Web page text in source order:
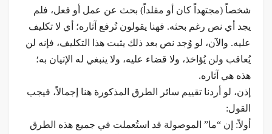
شخصاً (مجتهداً كان أو مقلداً) بحث عن عمل أو فعل، فلم
يجد أي نص رغم بحثه. فهنا يقولون تُرفع آثاره؛ أي لا تكليف
عليه. والآن، لو وُجد نص بعد ذلك يثبت هذا التكليف، فإنه لن
يُعاقب ولن يُؤاخذ، ولا قضاء عليه، ولا ينبغي له الإتيان به؛
هذه هي آثاره.
إذن، لو أردنا تقييم سائر الطرق المذكورة هنا إجمالاً، فيجب
القول:
أولاً: إن “ما” الموصولة قد استُعملت في جميع هذه الطرق